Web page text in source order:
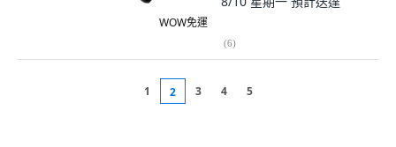
WOW免運
(6)
1 2 3 4 5